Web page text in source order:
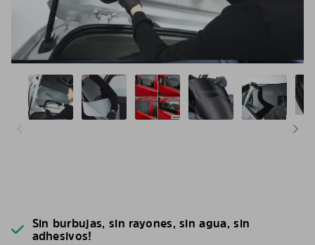
Sin burbujas, sin rayones, sin agua, sin
adhesivos!